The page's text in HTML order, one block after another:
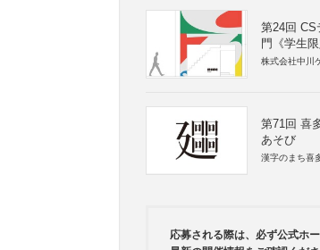
第24回 CS
門《学生限
株式会社中川
第71回 喜
あそび
漢字のまち喜
応募される際は、必ず公式ホ